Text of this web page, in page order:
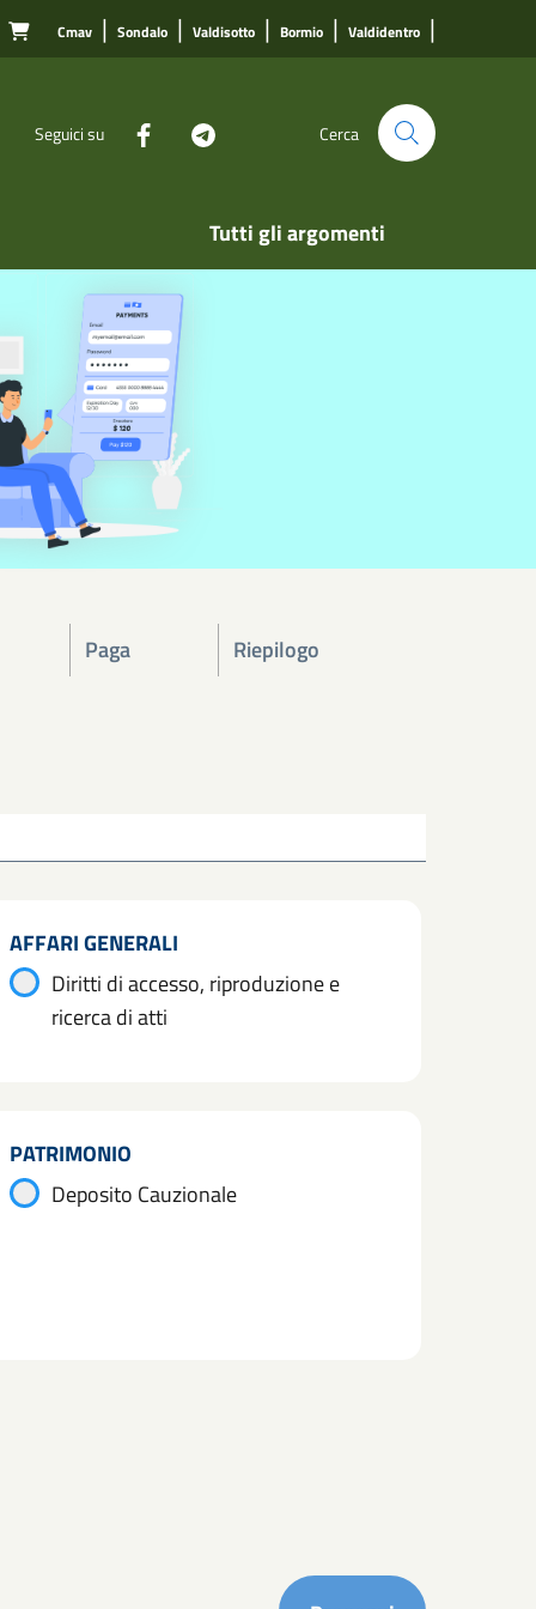
 Cmav | Sondalo | Valdisotto | Bormio | Valdidentro |
Seguici su Cerca
Tutti gli argomenti
Paga Riepilogo
AFFARI GENERALI
Diritti di accesso, riproduzione e
ricerca di atti
PATRIMONIO
Deposito Cauzionale